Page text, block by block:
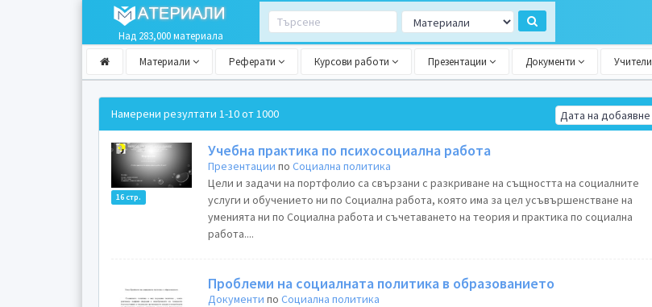
Над 283,000 материала
Материали Реферати Курсови работи Презентации Документи Учители
Намерени резултати 1-10 от 1000
16 стр.
Учебна практика по психосоциална работа
Презентации поСоциална политика
Цели и задачи на портфолио са свързани с разкриване на същността на социалните
услуги и обучението ни по Социална работа, която има за цел усъвършенстване на
уменията ни по Социална работа и съчетаването на теория и практика по социална
работа....
Проблеми на социалната политика в образованието
Документи поСоциална политика